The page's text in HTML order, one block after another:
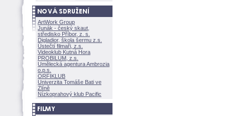
ArtWork Group
Junák - český skaut,
středisko Příbor, z. s.
Digladior, škola šermu z.s.
Ústečtí filmaři, z.s.
Videoklub Kutná Hora
PROBILUM, z.s.
Umělecká agentura Ambrozia
o.p.s.
ORFIKLUB
Univerzita Tomáše Bati ve
Zlíně
Nízkoprahový klub Pacific